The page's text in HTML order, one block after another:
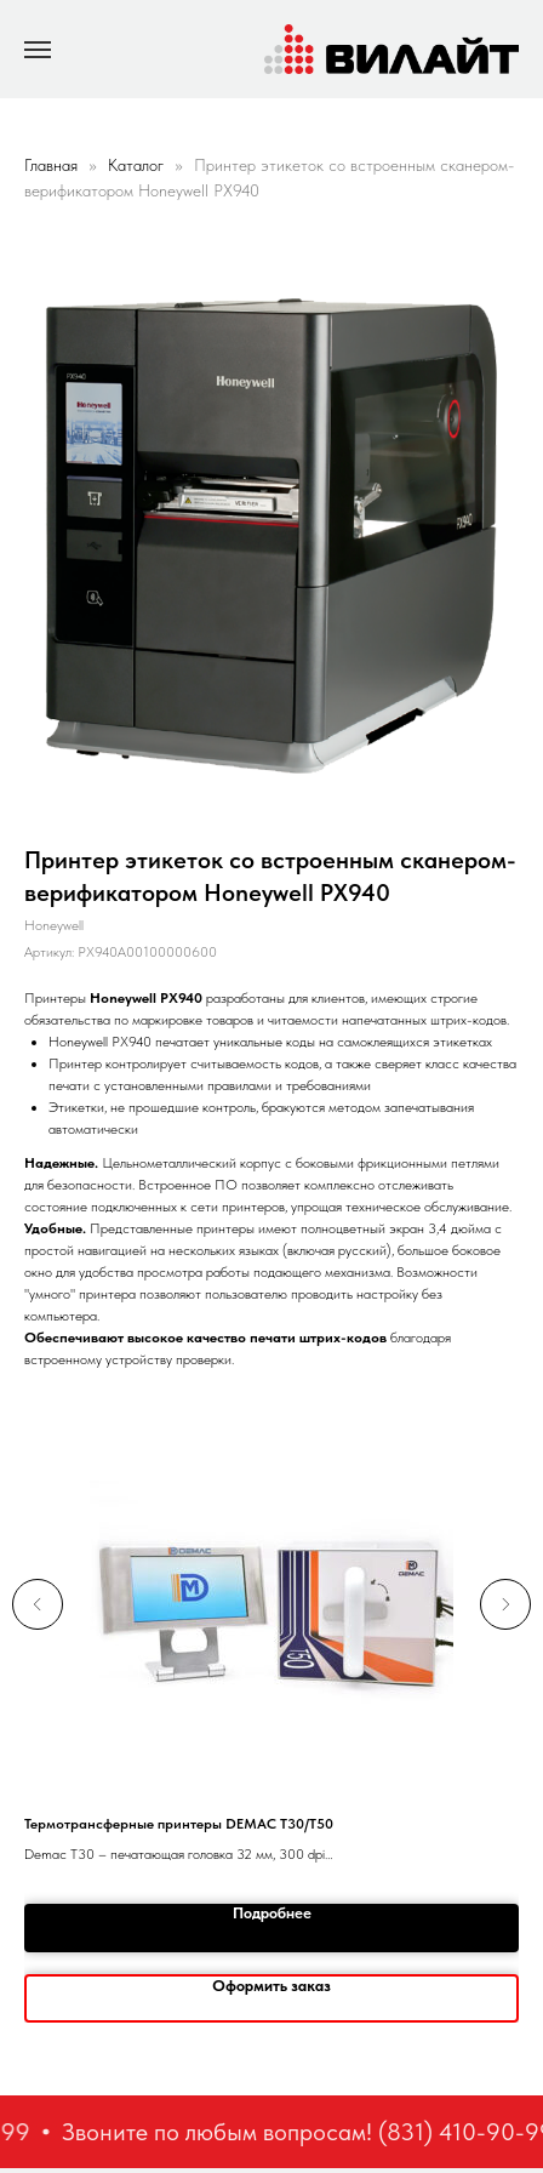
Главная Каталог
Принтер этикеток со встроенным сканером-
верификатором Honeywell PX940
Принтер этикеток со встроенным сканером-
верификатором Honeywell PX940
Honeywell
Артикул: PX940A00100000600
Принтеры Honeywell PX940 разработаны для клиентов, имеющих строгие
обязательства по маркировке товаров и читаемости напечатанных штрих-кодов.
Honeywell PX940 печатает уникальные коды на самоклеящихся этикетках
Принтер контролирует считываемость кодов, а также сверяет класс качества
печати с установленными правилами и требованиями
Этикетки, не прошедшие контроль, бракуются методом запечатывания
автоматически
Надежные. Цельнометаллический корпус с боковыми фрикционными петлями
для безопасности. Встроенное ПО позволяет комплексно отслеживать
состояние подключенных к сети принтеров, упрощая техническое обслуживание.
Удобные. Представленные принтеры имеют полноцветный экран 3,4 дюйма с
простой навигацией на нескольких языках (включая русский), большое боковое
окно для удобства просмотра работы подающего механизма. Возможности
"умного" принтера позволяют пользователю проводить настройку без
компьютера.
Обеспечивают высокое качество печати штрих-кодов благодаря
встроенному устройству проверки.
Термотрансферные принтеры DEMAC T30/T50
Demac T30 – печатающая головка 32 мм, 300 dpi
Подробнее
Оформить заказ
Звоните по любым вопросам! (831) 410-90-99